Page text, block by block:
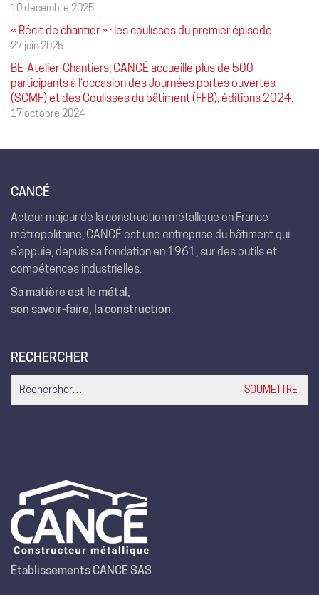
10 décembre 2025
« Récit de chantier » : les coulisses du premier épisode
27 juin 2025
BE-Atelier-Chantiers, CANCÉ accueille plus de 500
participants à l’occasion des Journées portes ouvertes
(SCMF) et des Coulisses du bâtiment (FFB), éditions 2024.
17 octobre 2024
CANCÉ
Acteur majeur de la construction métallique en France
métropolitaine, CANCÉ est une entreprise du bâtiment qui
s’appuie, depuis sa fondation en 1961, sur des outils et
compétences industrielles.
Sa matière est le métal,
son savoir-faire, la construction.
RECHERCHER
Search
for:
Établissements CANCÉ SAS